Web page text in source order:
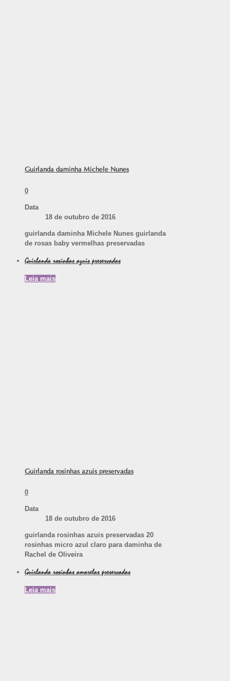
Guirlanda daminha Michele Nunes
0
Data
18 de outubro de 2016
guirlanda daminha Michele Nunes guirlanda
de rosas baby vermelhas preservadas
Guirlanda rosinhas azuis preservadas
Leia mais
Guirlanda rosinhas azuis preservadas
0
Data
18 de outubro de 2016
guirlanda rosinhas azuis preservadas 20
rosinhas micro azul claro para daminha de
Rachel de Oliveira
Guirlanda rosinhas amarelas preservadas
Leia mais